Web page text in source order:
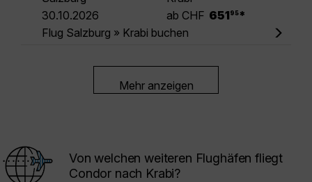
30.10.2026
ab CHF 651 95 *
Flug Salzburg » Krabi buchen
Mehr anzeigen
Von welchen weiteren Flughäfen fliegt
Condor nach Krabi?